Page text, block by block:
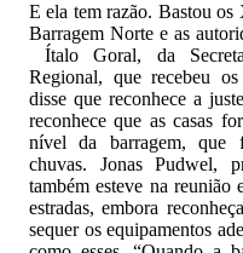
E ela tem razão. Bastou os
Barragem Norte e as
Ítalo Goral, da
Regional, que recebeu
disse que reconhece a
reconhece que as casas
nível da barragem,
chuvas. Jonas Pudwel,
também esteve na reunião
estradas, embora
sequer os equipamentos